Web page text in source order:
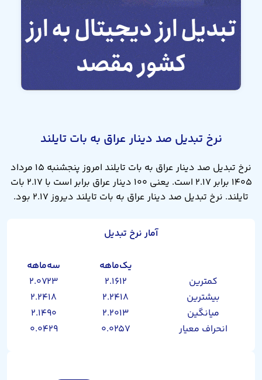
نرخ تبدیل صد دینار عراق به بات تایلند
نرخ تبدیل صد دینار عراق به بات تایلند امروز پنجشنبه ۱۵ مرداد
۱۴۰۵ برابر ۲.۱۷ است. یعنی ۱۰۰ دینار عراق برابر است با ۲.۱۷ بات
تایلند. نرخ تبدیل صد دینار عراق به بات تایلند دیروز ۲.۱۷ بود.
آمار نرخ تبدیل
یک‌ماهه
سه‌ماهه
کمترین
۲.۱۶۱۲
۲.۰۷۲۳
بیشترین
۲.۲۴۱۸
۲.۲۴۱۸
میانگین
۲.۲۰۱۳
۲.۱۴۹۰
انحراف معیار
۰.۰۲۵۷ ۰.۰۴۲۹